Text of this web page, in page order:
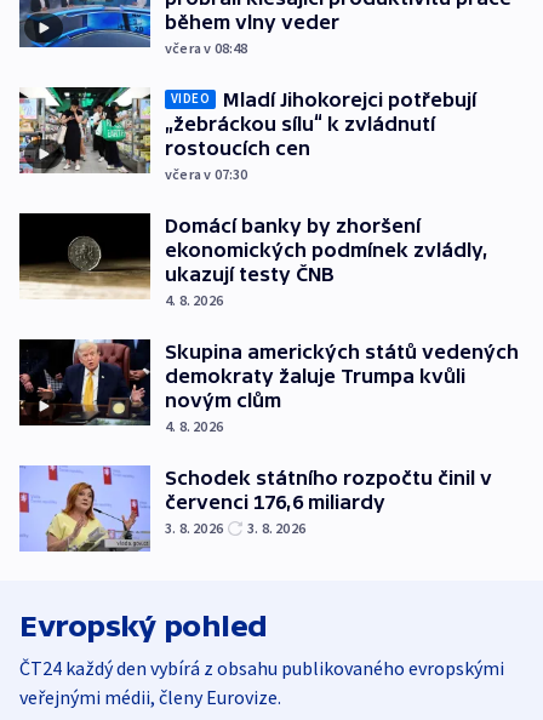
během vlny veder
včera v 08:48
VIDEO
Mladí Jihokorejci potřebují
„žebráckou sílu“ k zvládnutí
rostoucích cen
včera v 07:30
Domácí banky by zhoršení
ekonomických podmínek zvládly,
ukazují testy ČNB
4. 8. 2026
Skupina amerických států vedených
demokraty žaluje Trumpa kvůli
novým clům
4. 8. 2026
Schodek státního rozpočtu činil v
červenci 176,6 miliardy
3. 8. 2026 3. 8. 2026
Evropský pohled
ČT24 každý den vybírá z obsahu publikovaného evropskými
veřejnými médii, členy Eurovize.